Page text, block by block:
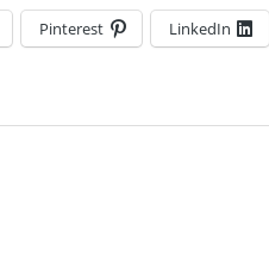
LinkedIn
Pinterest